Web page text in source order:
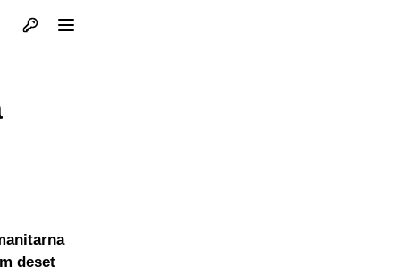
Otvori profil
deset